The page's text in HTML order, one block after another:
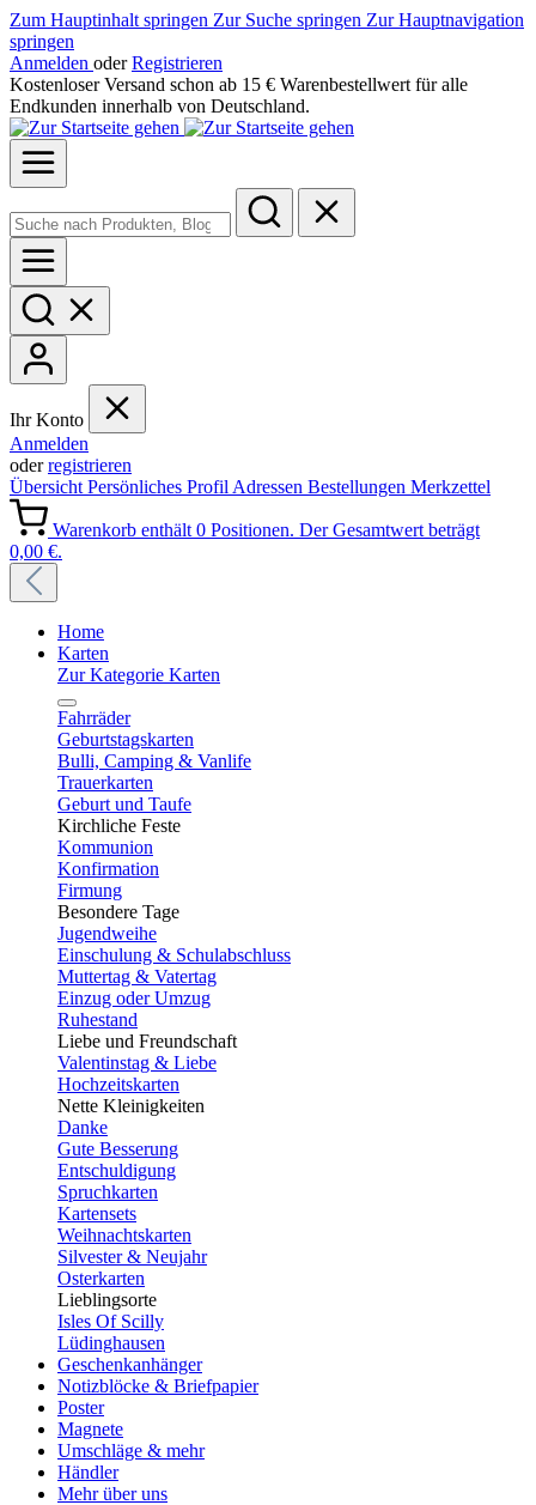
Zum Hauptinhalt springen Zur Suche springen Zur Hauptnavigation
springen
Anmelden oder Registrieren
Kostenloser Versand schon ab 15 € Warenbestellwert für alle
Endkunden innerhalb von Deutschland.
Ihr Konto
Anmelden
oderregistrieren
Übersicht Persönliches Profil Adressen Bestellungen Merkzettel
Warenkorb enthält 0 Positionen. Der Gesamtwert beträgt
0,00 €.
Home
Karten
Zur Kategorie Karten
Fahrräder
Geburtstagskarten
Bulli, Camping & Vanlife
Trauerkarten
Geburt und Taufe
Kirchliche Feste
Kommunion
Konfirmation
Firmung
Besondere Tage
Jugendweihe
Einschulung & Schulabschluss
Muttertag & Vatertag
Einzug oder Umzug
Ruhestand
Liebe und Freundschaft
Valentinstag & Liebe
Hochzeitskarten
Nette Kleinigkeiten
Danke
Gute Besserung
Entschuldigung
Spruchkarten
Kartensets
Weihnachtskarten
Silvester & Neujahr
Osterkarten
Lieblingsorte
Isles Of Scilly
Lüdinghausen
Geschenkanhänger
Notizblöcke & Briefpapier
Poster
Magnete
Umschläge & mehr
Händler
Mehr über uns